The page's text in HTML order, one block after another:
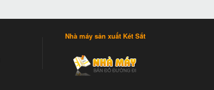
Nhà máy sản xuất Két Sắt